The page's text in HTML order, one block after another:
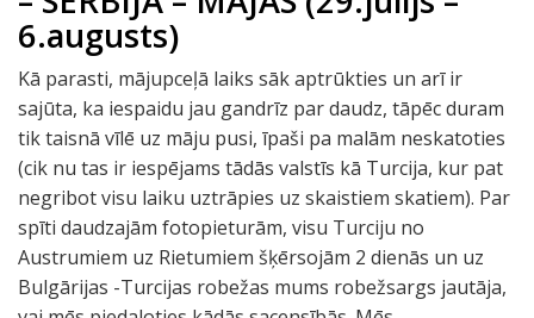
6.augusts)
Kā parasti, mājupceļā laiks sāk aptrūkties un arī ir
sajūta, ka iespaidu jau gandrīz par daudz, tāpēc duram
tik taisnā vīlē uz māju pusi, īpaši pa malām neskatoties
(cik nu tas ir iespējams tādās valstīs kā Turcija, kur pat
negribot visu laiku uztrāpies uz skaistiem skatiem). Par
spīti daudzajām fotopieturām, visu Turciju no
Austrumiem uz Rietumiem šķērsojām 2 dienās un uz
Bulgārijas -Turcijas robežas mums robežsargs jautāja,